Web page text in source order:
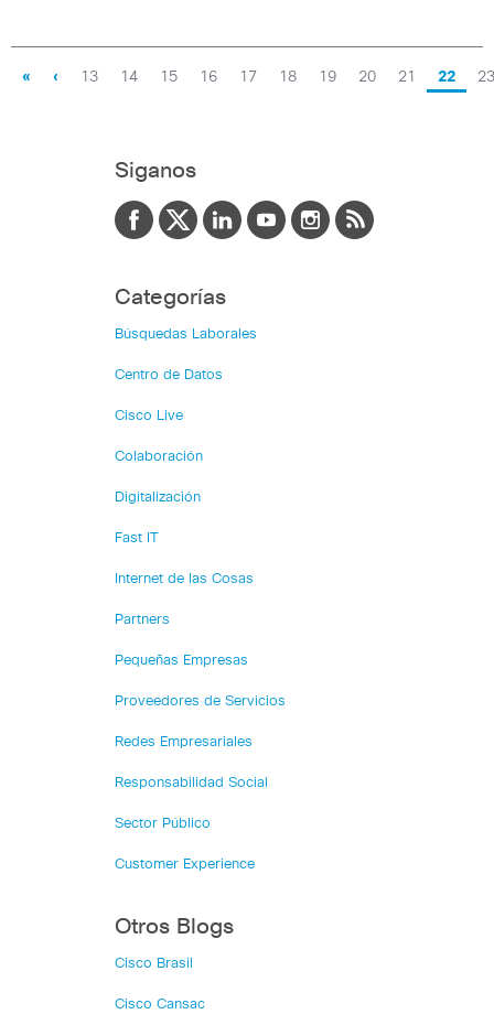
« ‹ 13 14 15 16 17 18 19 20 21 22 23
Siganos
Categorías
Búsquedas Laborales
Centro de Datos
Cisco Live
Colaboración
Digitalización
Fast IT
Internet de las Cosas
Partners
Pequeñas Empresas
Proveedores de Servicios
Redes Empresariales
Responsabilidad Social
Sector Público
Customer Experience
Otros Blogs
Cisco Brasil
Cisco Cansac